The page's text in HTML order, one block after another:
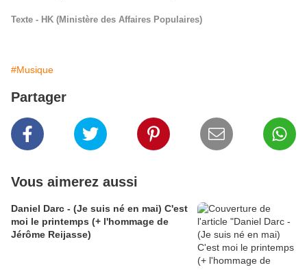
Texte - HK (Ministère des Affaires Populaires)
#Musique
Partager
Vous aimerez aussi
Daniel Darc - (Je suis né en mai) C'est
moi le printemps (+ l'hommage de
Jérôme Reijasse)